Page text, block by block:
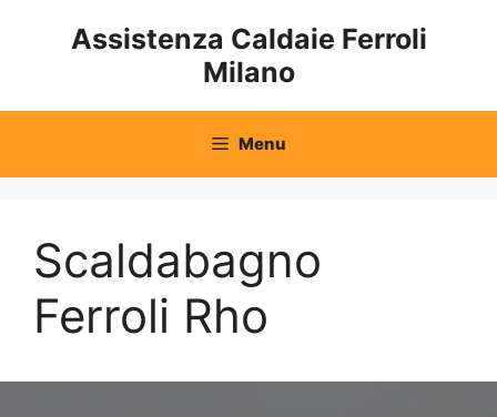
Assistenza Caldaie Ferroli
Milano
Menu
Scaldabagno
Ferroli Rho